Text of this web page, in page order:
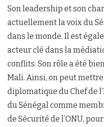
Son leadership et son
actuellement la voix du
dans le monde. Il est
acteur clé dans la
conflits. Son rôle a été
Mali. Ainsi, on peut
diplomatique du Chef de
du Sénégal comme
de Sécurité de l’ONU,